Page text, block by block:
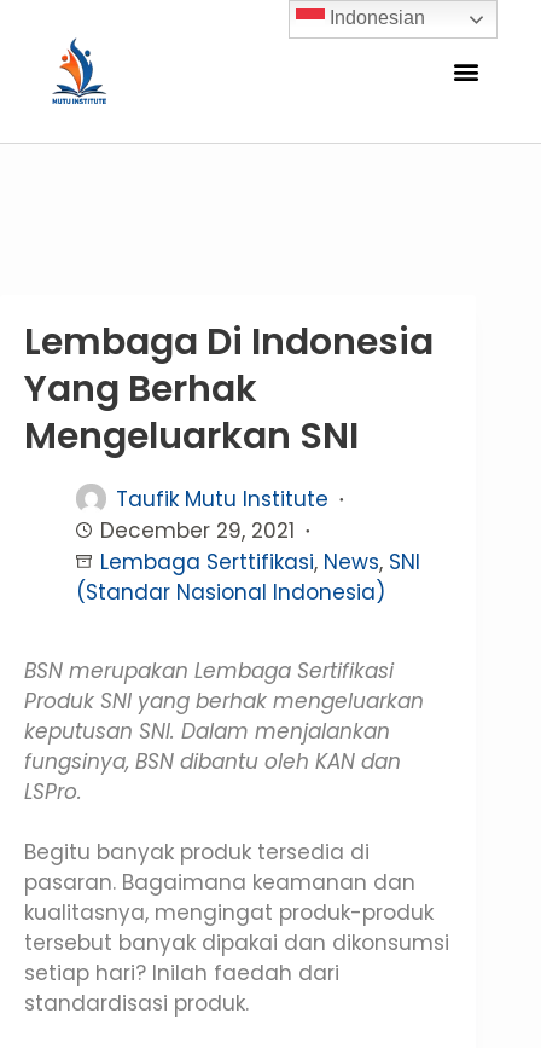
Lembaga Di Indonesia
Yang Berhak
Mengeluarkan SNI
Taufik Mutu Institute
December 29, 2021
Lembaga Serttifikasi, News, SNI
(Standar Nasional Indonesia)
BSN merupakan Lembaga Sertifikasi
Produk SNI yang berhak mengeluarkan
keputusan SNI. Dalam menjalankan
fungsinya, BSN dibantu oleh KAN dan
LSPro.
Begitu banyak produk tersedia di
pasaran. Bagaimana keamanan dan
kualitasnya, mengingat produk-produk
tersebut banyak dipakai dan dikonsumsi
setiap hari? Inilah faedah dari
standardisasi produk.
Indonesian